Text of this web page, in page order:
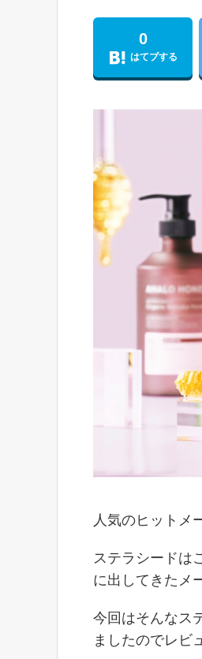
0
はてブする
人気のヒットメ
ステラシードは
に出してきたメ
今回はそんなス
ましたのでレビ